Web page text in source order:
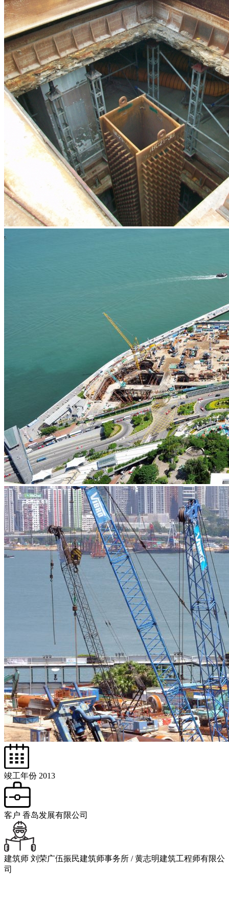
竣工年份 2013
客户 香岛发展有限公司
建筑师 刘荣广伍振民建筑师事务所 / 黄志明建筑工程师有限公
司